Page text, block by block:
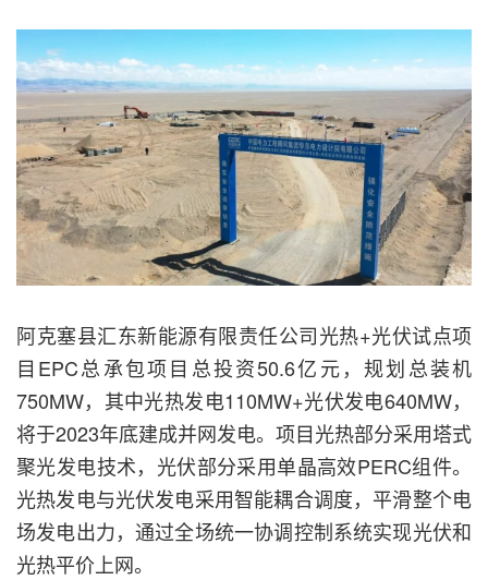
阿克塞县汇东新能源有限责任公司光热+光伏试点项
目EPC总承包项目总投资50.6亿元，规划总装机
750MW，其中光热发电110MW+光伏发电640MW，
将于2023年底建成并网发电。项目光热部分采用塔式
聚光发电技术，光伏部分采用单晶高效PERC组件。
光热发电与光伏发电采用智能耦合调度，平滑整个电
场发电出力，通过全场统一协调控制系统实现光伏和
光热平价上网。